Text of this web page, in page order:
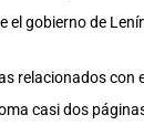
el gobierno de
relacionados con
casi dos